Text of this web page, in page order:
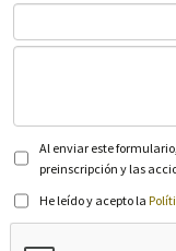
Al enviar este
preinscripción y las
He leído y acepto la